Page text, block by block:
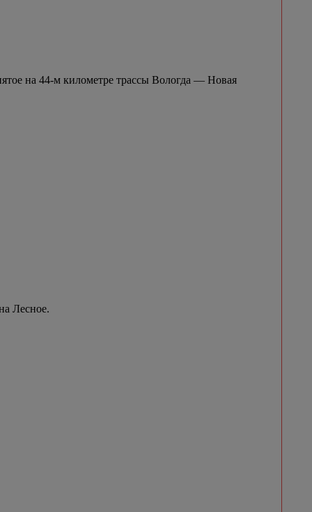
на 44-м километре трассы Вологда — Новая
Лесное.